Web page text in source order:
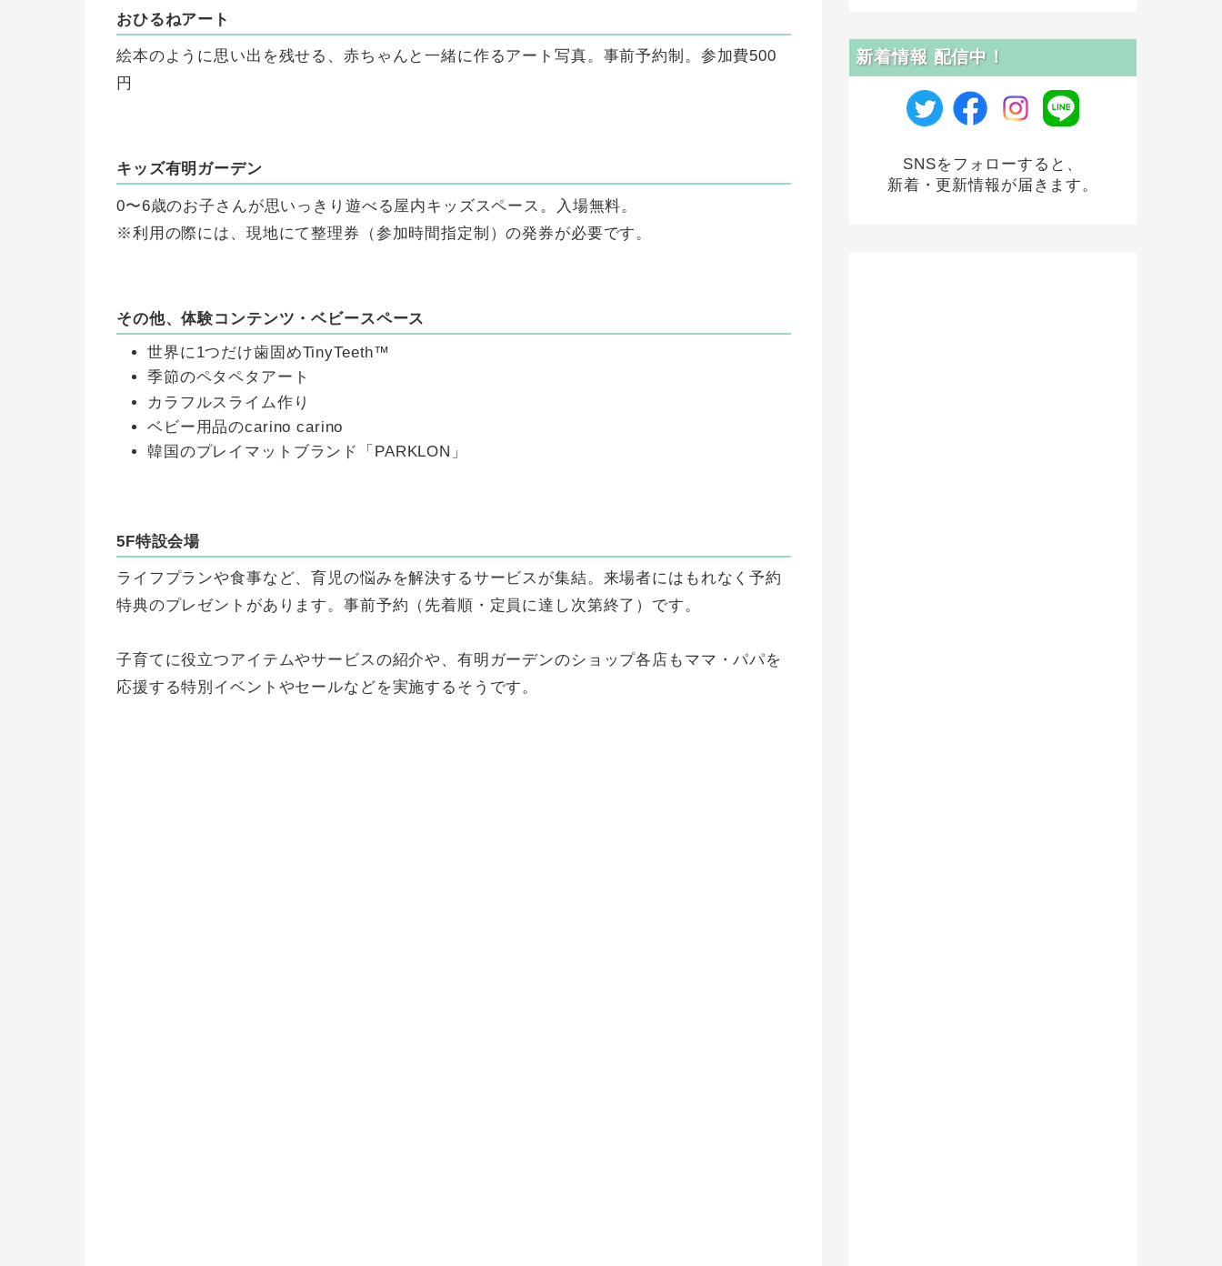
おひるねアート
絵本のように思い出を残せる、赤ちゃんと一緒に作るアート写真。事前予約制。参加費500
円
キッズ有明ガーデン
0〜6歳のお子さんが思いっきり遊べる屋内キッズスペース。入場無料。
※利用の際には、現地にて整理券（参加時間指定制）の発券が必要です。
その他、体験コンテンツ・ベビースペース
世界に1つだけ歯固めTinyTeeth™
季節のペタペタアート
カラフルスライム作り
ベビー用品のcarino carino
韓国のプレイマットブランド「PARKLON」
5F特設会場
ライフプランや食事など、育児の悩みを解決するサービスが集結。来場者にはもれなく予約
特典のプレゼントがあります。事前予約（先着順・定員に達し次第終了）です。
子育てに役立つアイテムやサービスの紹介や、有明ガーデンのショップ各店もママ・パパを
応援する特別イベントやセールなどを実施するそうです。
新着情報 配信中！
SNSをフォローすると、
新着・更新情報が届きます。